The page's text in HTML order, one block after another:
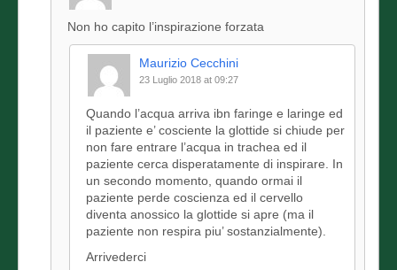
Non ho capito l’inspirazione forzata
Maurizio Cecchini
23 Luglio 2018 at 09:27
Quando l’acqua arriva ibn faringe e laringe ed
il paziente e’ cosciente la glottide si chiude per
non fare entrare l’acqua in trachea ed il
paziente cerca disperatamente di inspirare. In
un secondo momento, quando ormai il
paziente perde coscienza ed il cervello
diventa anossico la glottide si apre (ma il
paziente non respira piu’ sostanzialmente).
Arrivederci